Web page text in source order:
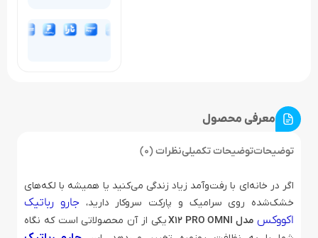
معرفی محصول
توضیحاتتوضیحات تکمیلینظرات (0)
اگر در خانه‌ای با رفت‌وآمد زیاد زندگی می‌کنید یا همیشه با لکه‌های
خشک‌شده روی سرامیک و پارکت سروکار دارید،جارو رباتیک
اکووکسمدل X12 PRO OMNI
یکی از آن محصولاتی است که نگاه